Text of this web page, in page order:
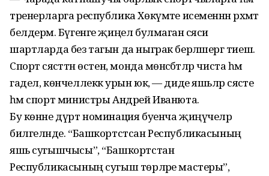
тренерларга республика Хөкүмәте исеменнән рәхмәт
белдерәм. Бүгенге җиңел булмаган сәяси
шартларда без тагын да ныграк берләшергә тиеш.
Спорт сәясәттән өстен, монда мөнәсәбәтләр чиста һәм
гадел, көнчел­леккә урын юк, — диде яшьләр сәясәте
һәм спорт министры Андрей Иванюта.
Бу көнне дүрт номинация буенча җиңүчеләр
билгеләнде. “Башкортстсан Республи­касының
яшь сугышчысы”, “Башкортстан
Республикасының сугыш төрләре мастеры”,